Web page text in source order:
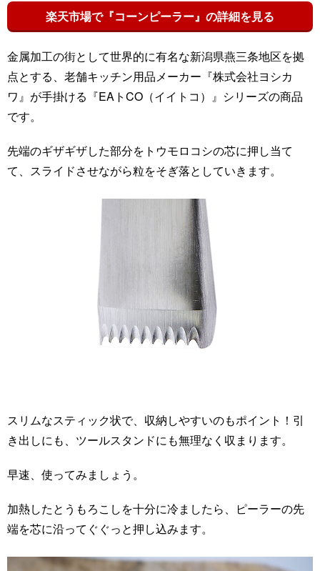
楽天市場で『コーンピーラー』の詳細を見る
金属加工の街として世界的に有名な新潟県燕三条地区を拠
点とする、老舗キッチン用品メーカー『株式会社ヨシカ
ワ』が手掛ける『EAトCO（イイトコ）』シリーズの商品
です。
先端のギザギザした部分をトウモロコシの芯に押し当て
て、スライドさせながら粒をそぎ落としていきます。
スリムなスティック状で、収納しやすいのもポイント！引
き出しにも、ツールスタンドにも無理なく収まります。
早速、使ってみましょう。
加熱したとうもろこしを十分に冷ましたら、ピーラーの先
端を芯に沿ってぐぐっと押し込みます。